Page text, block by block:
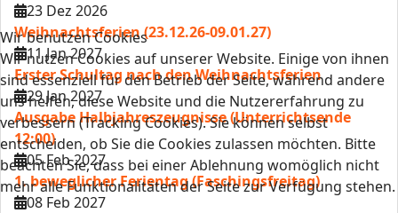
23 Dez 2026
Weihnachtsferien (23.12.26-09.01.27)
11 Jan 2027
Erster Schultag nach den Weihnachtsferien
29 Jan 2027
Ausgabe Halbjahreszeugnisse (Unterrichtsende
12:00)
05 Feb 2027
1. beweglicher Ferientag (Faschingsfreitag)
08 Feb 2027
Wir benutzen Cookies
Wir nutzen Cookies auf unserer Website. Einige von ihnen
sind essenziell für den Betrieb der Seite, während andere
uns helfen, diese Website und die Nutzererfahrung zu
verbessern (Tracking Cookies). Sie können selbst
entscheiden, ob Sie die Cookies zulassen möchten. Bitte
beachten Sie, dass bei einer Ablehnung womöglich nicht
mehr alle Funktionalitäten der Seite zur Verfügung stehen.